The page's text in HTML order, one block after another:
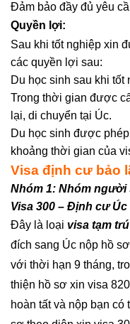
Đảm bảo đầy đủ yêu
Quyền lợi:
Sau khi tốt nghiệp xin
các quyền lợi sau:
Du học sinh sau khi tốt
Trong thời gian được
lại, di chuyển tại Úc.
Du học sinh được
khoảng thời gian của
Visa định cư bảo
Nhóm 1: Nhóm
Visa 300 – Định cư
Đây là loại visa tạm
đích sang Úc nộp hồ
với thời hạn 9 tháng,
thiện hồ sơ xin visa
hoàn tất và nộp bạn